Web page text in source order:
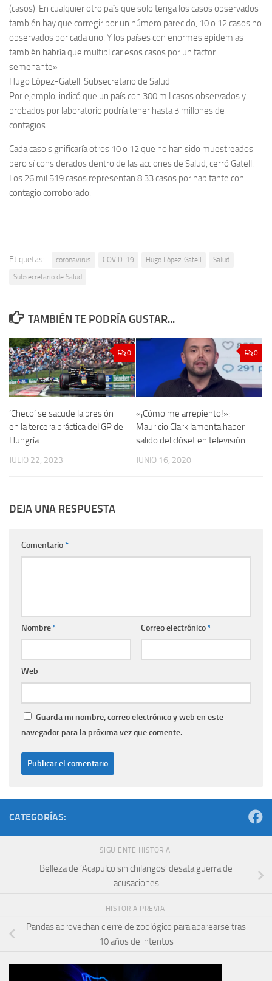
(casos). En cualquier otro país que solo tenga los casos observados
también hay que corregir por un número parecido, 10 o 12 casos no
observados por cada uno. Y los países con enormes epidemias
también habría que multiplicar esos casos por un factor
semenante»
Hugo López-Gatell. Subsecretario de Salud
Por ejemplo, indicó que un país con 300 mil casos observados y
probados por laboratorio podría tener hasta 3 millones de
contagios.
Cada caso significaría otros 10 o 12 que no han sido muestreados
pero sí considerados dentro de las acciones de Salud, cerró Gatell.
Los 26 mil 519 casos representan 8.33 casos por habitante con
contagio corroborado.
Etiquetas: coronavirus COVID-19 Hugo López-Gatell
Salud
Subsecretario de Salud
TAMBIÉN TE PODRÍA GUSTAR...
0
‘Checo’ se sacude la presión
en la tercera práctica del GP de
Hungría
JULIO 22, 2023
0
«¡Cómo me arrepiento!»:
Mauricio Clark lamenta haber
salido del clóset en televisión
JUNIO 16, 2020
DEJA UNA RESPUESTA
Comentario*
Nombre* Correo electrónico*
Web
Guarda mi nombre, correo electrónico y web en este
navegador para la próxima vez que comente.
CATEGORÍAS:
SIGUIENTE HISTORIA
Belleza de ‘Acapulco sin chilangos’ desata guerra de
acusaciones
HISTORIA PREVIA
Pandas aprovechan cierre de zoológico para aparearse tras
10 años de intentos